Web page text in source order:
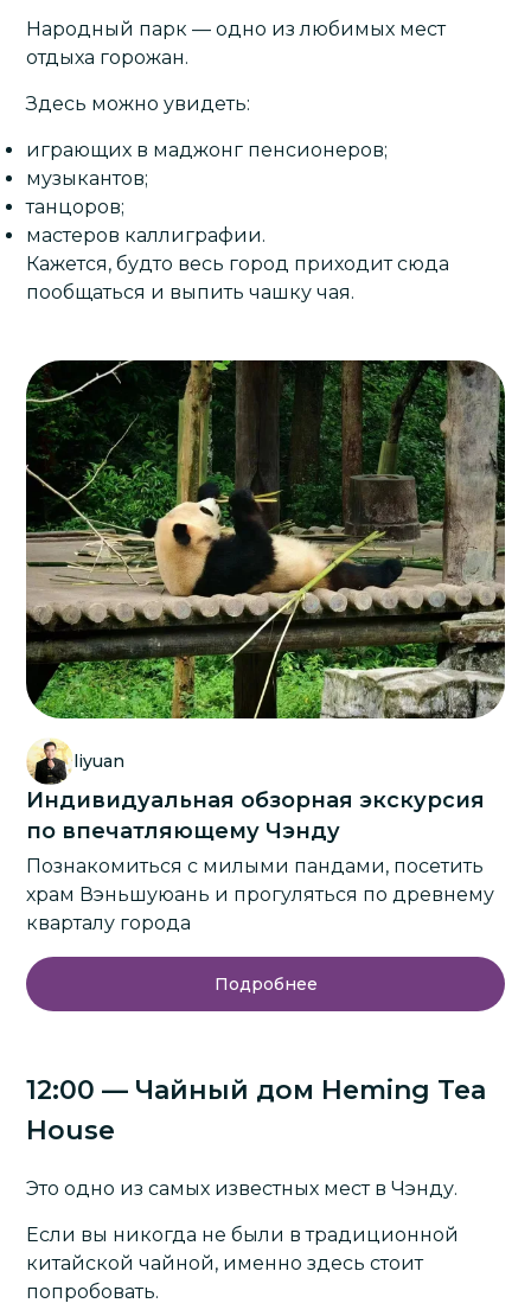
Народный парк — одно из любимых мест
отдыха горожан.
Здесь можно увидеть:
играющих в маджонг пенсионеров;
музыкантов;
танцоров;
мастеров каллиграфии.
Кажется, будто весь город приходит сюда
пообщаться и выпить чашку чая.
liyuan
Индивидуальная обзорная экскурсия
по впечатляющему Чэнду
Познакомиться с милыми пандами, посетить
храм Вэньшуюань и прогуляться по древнему
кварталу города
Подробнее
12:00 — Чайный дом Heming Tea
House
Это одно из самых известных мест в Чэнду.
Если вы никогда не были в традиционной
китайской чайной, именно здесь стоит
попробовать.